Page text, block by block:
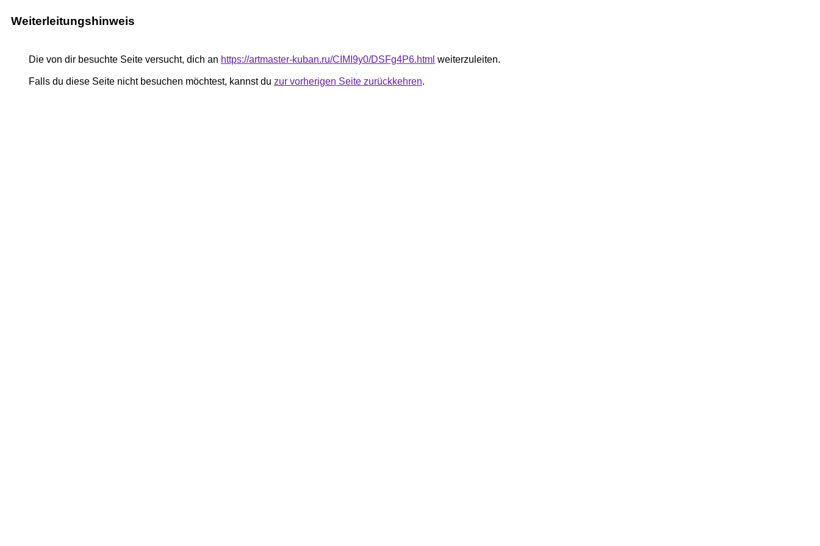
Weiterleitungshinweis
Die von dir besuchte Seite versucht, dich an https://artmaster-kuban.ru/CIMI9y0/DSFg4P6.html weiterzuleiten.
Falls du diese Seite nicht besuchen möchtest, kannst du zur vorherigen Seite zurückkehren.